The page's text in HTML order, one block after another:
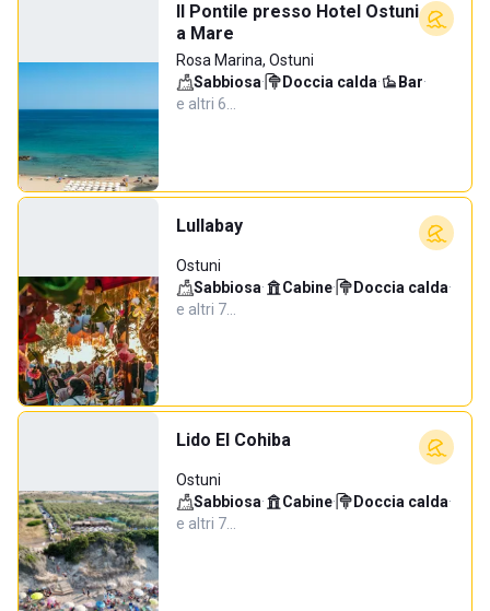
Il Pontile presso Hotel Ostuni
a Mare
Rosa Marina, Ostuni
Sabbiosa· Doccia calda· Bar·
e altri 6…
Lullabay
Ostuni
Sabbiosa· Cabine· Doccia calda·
e altri 7…
Lido El Cohiba
Ostuni
Sabbiosa· Cabine· Doccia calda·
e altri 7…